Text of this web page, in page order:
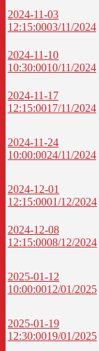
2024-11-03
12:15:0003/11/2024
2024-11-10
10:30:0010/11/2024
2024-11-17
12:15:0017/11/2024
2024-11-24
10:00:0024/11/2024
2024-12-01
12:15:0001/12/2024
2024-12-08
12:15:0008/12/2024
2025-01-12
10:00:0012/01/2025
2025-01-19
12:30:0019/01/2025